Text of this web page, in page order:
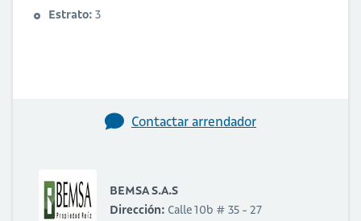
Estrato: 3
Contactar arrendador
BEMSA S.A.S
Dirección: Calle 10b # 35 - 27